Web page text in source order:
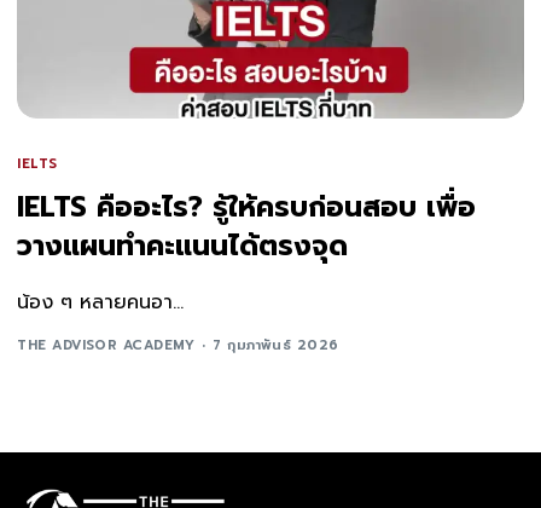
IELTS
IELTS คืออะไร? รู้ให้ครบก่อนสอบ เพื่อ
วางแผนทำคะแนนได้ตรงจุด
น้อง ๆ หลายคนอา...
THE ADVISOR ACADEMY 7 กุมภาพันธ์ 2026